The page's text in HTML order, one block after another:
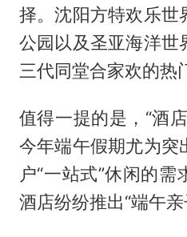
择。沈阳方特欢乐世
公园以及圣亚海洋世
三代同堂合家欢的热
值得一提的是，“酒
今年端午假期尤为突
户“一站式”休闲的
酒店纷纷推出“端午亲